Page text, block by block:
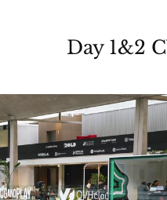
Day 1&2